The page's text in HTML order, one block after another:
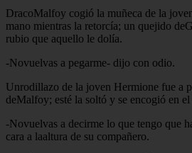
DracoMalfoy cogió la muñeca de la
mano mientras la retorcía; un quejido
rubio que aquello le dolía.
-Novuelvas a pegarme- dijo con odio.
Unrodillazo de la joven Hermione fue a
deMalfoy; esté la soltó y se encogió en
-Novuelvas a decirme lo que tengo que
cara a laaltura de su compañero.